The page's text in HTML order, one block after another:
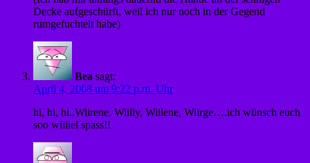
Decke aufgeschürft, weil ich nur noch in der Gegend
rumgefuchtelt habe)
Bea sagt:
April 4, 2008 um 9:22 p.m. Uhr
hi, hi, hi..Wiirene, Wiilly, Wiilene, Wiirge….ich wünsch euch
soo wiiiiel spass!!